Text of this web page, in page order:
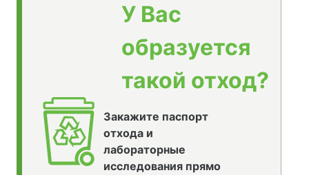
У Вас
образуется
такой отход?
Закажите паспорт
отхода и
лабораторные
исследования прямо